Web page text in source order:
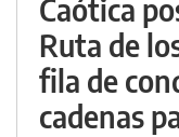
Caótica
Ruta de
fila de
cadenas